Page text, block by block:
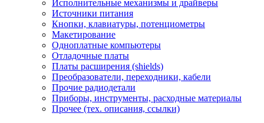
Исполнительные механизмы и драйверы
Источники питания
Кнопки, клавиатуры, потенциометры
Макетирование
Одноплатные компьютеры
Отладочные платы
Платы расширения (shields)
Преобразователи, переходники, кабели
Прочие радиодетали
Приборы, инструменты, расходные материалы
Прочее (тех. описания, ссылки)